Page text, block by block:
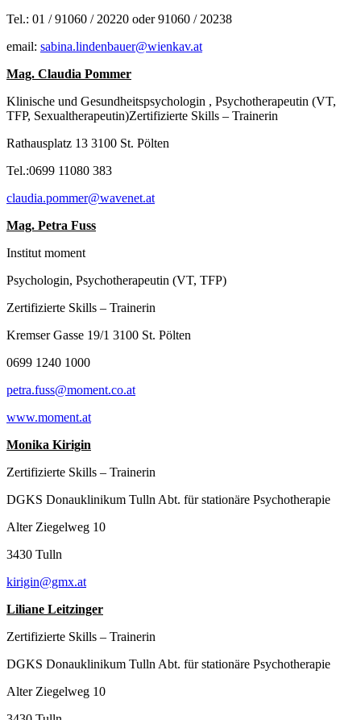
Tel.: 01 / 91060 / 20220 oder 91060 / 20238
email: sabina.lindenbauer@wienkav.at
Mag. Claudia Pommer
Klinische und Gesundheitspsychologin , Psychotherapeutin (VT,
TFP, Sexualtherapeutin)Zertifizierte Skills – Trainerin
Rathausplatz 13 3100 St. Pölten
Tel.:0699 11080 383
claudia.pommer@wavenet.at
Mag. Petra Fuss
Institut moment
Psychologin, Psychotherapeutin (VT, TFP)
Zertifizierte Skills – Trainerin
Kremser Gasse 19/1 3100 St. Pölten
0699 1240 1000
petra.fuss@moment.co.at
www.moment.at
Monika Kirigin
Zertifizierte Skills – Trainerin
DGKS Donauklinikum Tulln Abt. für stationäre Psychotherapie
Alter Ziegelweg 10
3430 Tulln
kirigin@gmx.at
Liliane Leitzinger
Zertifizierte Skills – Trainerin
DGKS Donauklinikum Tulln Abt. für stationäre Psychotherapie
Alter Ziegelweg 10